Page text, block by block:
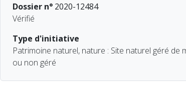
Dossier n°2020-12484
Vérifié
Type d'initiative
Patrimoine naturel, nature : Site naturel géré de
ou non géré